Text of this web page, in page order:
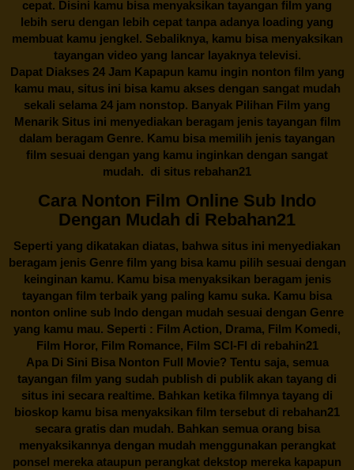
cepat. Disini kamu bisa menyaksikan tayangan film yang
lebih seru dengan lebih cepat tanpa adanya loading yang
membuat kamu jengkel. Sebaliknya, kamu bisa menyaksikan
tayangan video yang lancar layaknya televisi.
Dapat Diakses 24 Jam Kapapun kamu ingin nonton film yang
kamu mau, situs ini bisa kamu akses dengan sangat mudah
sekali selama 24 jam nonstop. Banyak Pilihan Film yang
Menarik Situs ini menyediakan beragam jenis tayangan film
dalam beragam Genre. Kamu bisa memilih jenis tayangan
film sesuai dengan yang kamu inginkan dengan sangat
mudah. di situs rebahan21
Cara Nonton Film Online Sub Indo
Dengan Mudah di Rebahan21
Seperti yang dikatakan diatas, bahwa situs ini menyediakan
beragam jenis Genre film yang bisa kamu pilih sesuai dengan
keinginan kamu. Kamu bisa menyaksikan beragam jenis
tayangan film terbaik yang paling kamu suka. Kamu bisa
nonton online sub Indo dengan mudah sesuai dengan Genre
yang kamu mau. Seperti : Film Action, Drama, Film Komedi,
Film Horor, Film Romance, Film SCI-FI di rebahin21
Apa Di Sini Bisa Nonton Full Movie? Tentu saja, semua
tayangan film yang sudah publish di publik akan tayang di
situs ini secara realtime. Bahkan ketika filmnya tayang di
bioskop kamu bisa menyaksikan film tersebut di rebahan21
secara gratis dan mudah. Bahkan semua orang bisa
menyaksikannya dengan mudah menggunakan perangkat
ponsel mereka ataupun perangkat dekstop mereka kapapun